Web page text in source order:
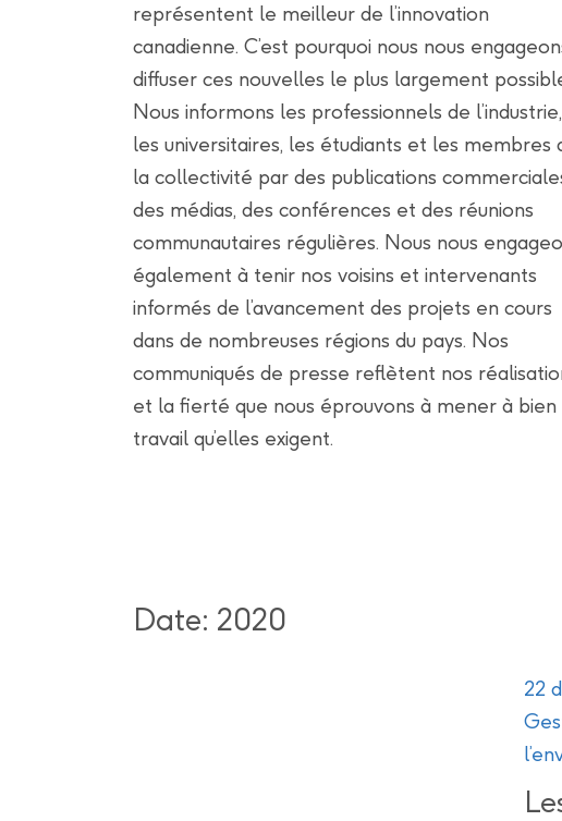
représentent le meilleur de l’innovation
canadienne. C’est pourquoi nous nous
diffuser ces nouvelles le plus largement
Nous informons les professionnels de l’industrie,
les universitaires, les étudiants et les membres
la collectivité par des publications
des médias, des conférences et des réunions
communautaires régulières. Nous nous
également à tenir nos voisins et intervenants
informés de l’avancement des projets en cours
dans de nombreuses régions du pays. Nos
communiqués de presse reflètent nos
et la fierté que nous éprouvons à mener à bien
travail qu’elles exigent.
Date: 2020
22